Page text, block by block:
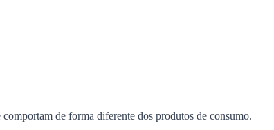
de forma diferente dos produtos de consumo.